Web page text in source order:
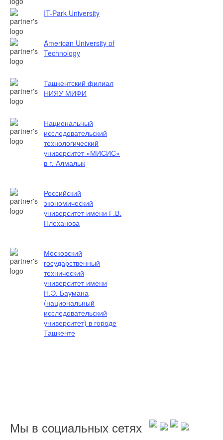
IT-Park University
American University of
Technology
Ташкентский филиал
НИЯУ МИФИ
Национальный
исследовательский
технологический
университет «МИСИС»
в г. Алмалык
Российский
экономический
университет имени Г.В.
Плеханова
Московский
государственный
технический
университет имени
Н.Э. Баумана
(национальный
исследовательский
университет) в городе
Ташкенте
Мы в социальных сетях